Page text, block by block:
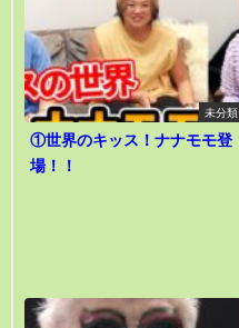
未分類
①世界のキッス！ナナモモ登
場！！